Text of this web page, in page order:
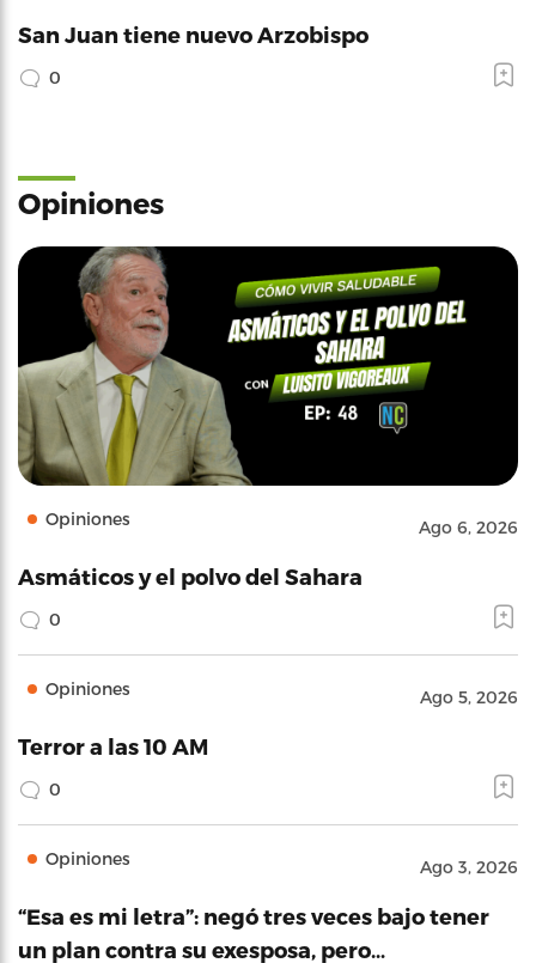
San Juan tiene nuevo Arzobispo
0
Opiniones
Opiniones Ago 6, 2026
Asmáticos y el polvo del Sahara
0
Opiniones Ago 5, 2026
Terror a las 10 AM
0
Opiniones Ago 3, 2026
“Esa es mi letra”: negó tres veces bajo tener
un plan contra su exesposa, pero…